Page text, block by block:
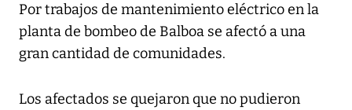
Por trabajos de mantenimiento eléctrico en la
planta de bombeo de Balboa se afectó a una
gran cantidad de comunidades.
Los afectados se quejaron que no pudieron